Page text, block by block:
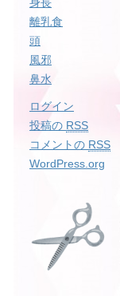
離乳食
頭
風邪
鼻水
ログイン
投稿の RSS
コメントの RSS
WordPress.org